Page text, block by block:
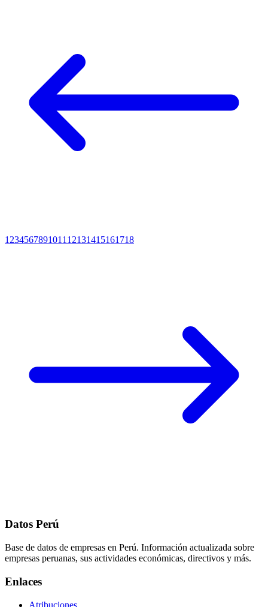
1 234567891011 12131415161718
Datos Perú
Base de datos de empresas en Perú. Información actualizada sobre
empresas peruanas, sus actividades económicas, directivos y más.
Enlaces
Atribuciones